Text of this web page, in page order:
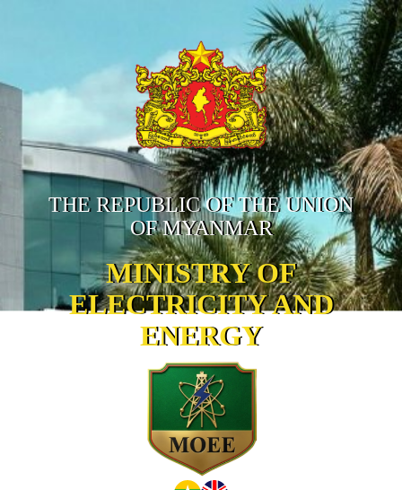
THE REPUBLIC OF THE UNION
OF MYANMAR
MINISTRY OF
ELECTRICITY AND
ENERGY